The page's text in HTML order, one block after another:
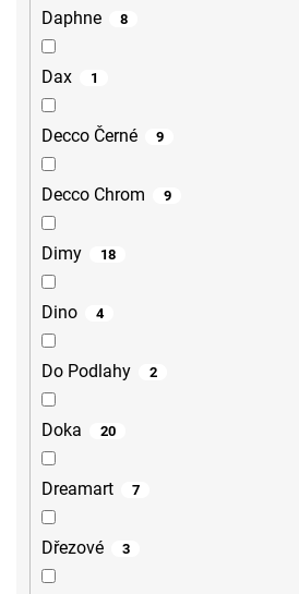
Daphne 8
Dax 1
Decco Černé 9
Decco Chrom 9
Dimy 18
Dino 4
Do Podlahy 2
Doka 20
Dreamart 7
Dřezové 3